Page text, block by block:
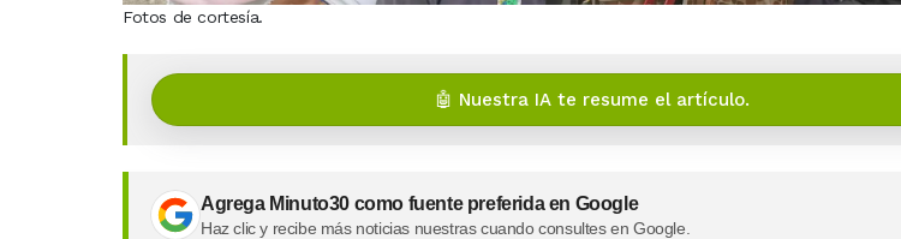
Fotos de cortesía.
🤖 Nuestra IA te resume el artículo.
Agrega Minuto30 como fuente preferida en Google
Haz clic y recibe más noticias nuestras cuando consultes en Google.